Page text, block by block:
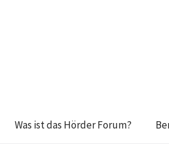
Was ist das Hörder Forum?